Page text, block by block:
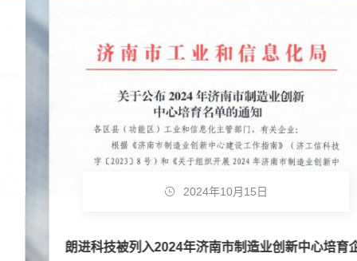
2024年10月15日
朗进科技被列入2024年济南市制造业创新中心培育企